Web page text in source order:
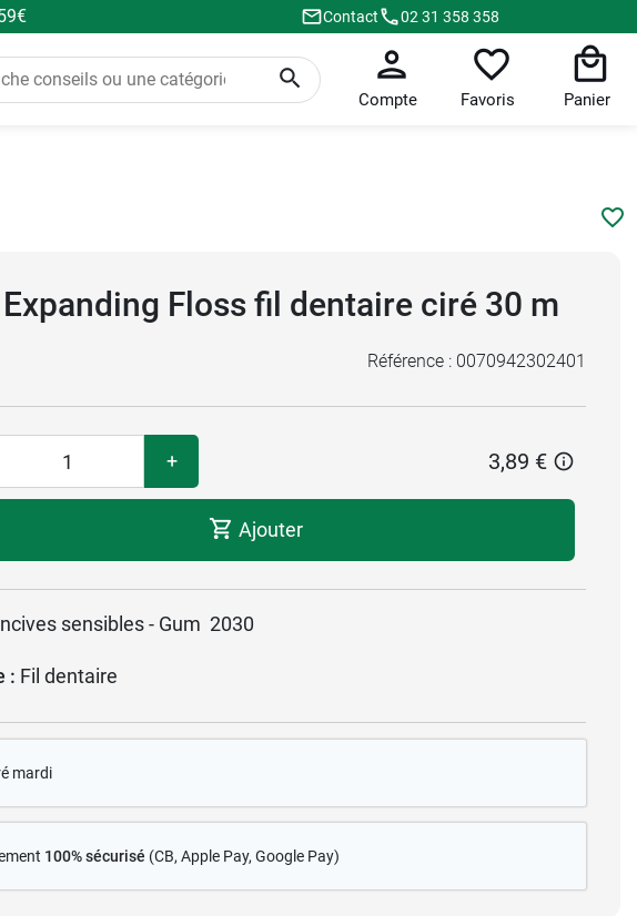
Contact 02 31 358 358
Compte Favoris Panier
Floss fil dentaire ciré 30 m
Référence : 0070942302401
+ 3,89 €
Ajouter
sensibles - Gum 2030
: Fil dentaire
mardi
100% sécurisé (CB, Apple Pay, Google Pay)